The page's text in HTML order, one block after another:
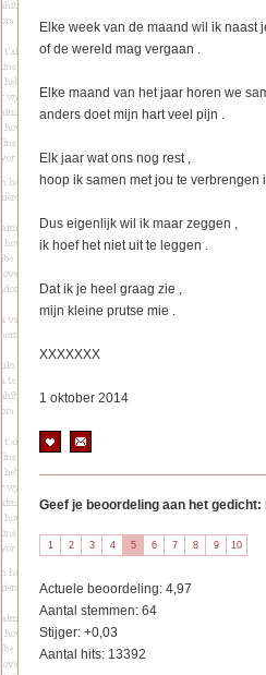
Elke week van de maand wil ik naast
of de wereld mag vergaan .
Elke maand van het jaar horen we
anders doet mijn hart veel pijn .
Elk jaar wat ons nog rest ,
hoop ik samen met jou te verbrengen
Dus eigenlijk wil ik maar zeggen ,
ik hoef het niet uit te leggen .
Dat ik je heel graag zie ,
mijn kleine prutse mie .
XXXXXXX
1 oktober 2014
Geef je beoordeling aan het gedicht:
Actuele beoordeling: 4,97
Aantal stemmen: 64
Stijger: +0,03
Aantal hits: 13392